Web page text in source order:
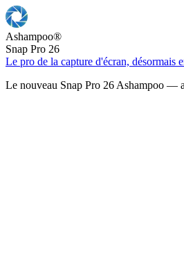
Ashampoo®
Snap Pro 26
Le pro de la capture d'écran, désormais
Le nouveau Snap Pro 26 Ashampoo —